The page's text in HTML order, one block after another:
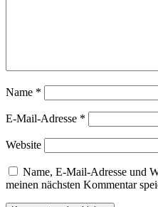
Name *
E-Mail-Adresse *
Website
Name, E-Mail-Adresse und
meinen nächsten Kommentar